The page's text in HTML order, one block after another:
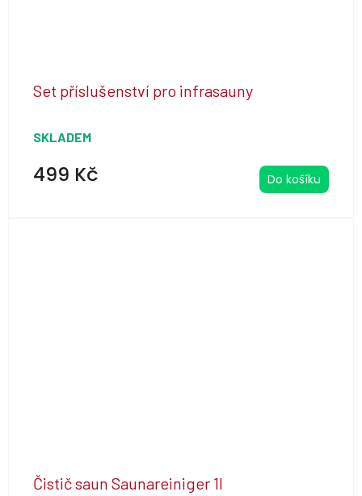
Set příslušenství pro infrasauny
SKLADEM
499 Kč Do košíku
Čistič saun Saunareiniger 1l